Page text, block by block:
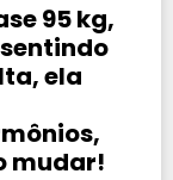
95 kg,
ela
mudar!